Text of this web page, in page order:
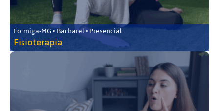
Formiga-MG • Bacharel • Presencial
Fisioterapia